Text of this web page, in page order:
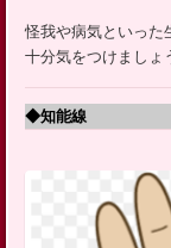
怪我や病気といった
十分気をつけましょ
◆知能線